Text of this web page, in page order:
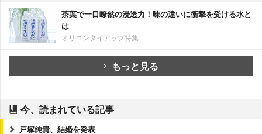
茶葉で一目瞭然の浸透力！味の違いに衝撃を受ける水と
は
オリコンタイアップ特集
もっと見る
今、読まれている記事
戸塚純貴、結婚を発表